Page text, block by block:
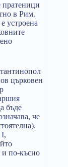
пратеници
в Рим.
устроена
църковен
бъде
че
I,
и по-късно